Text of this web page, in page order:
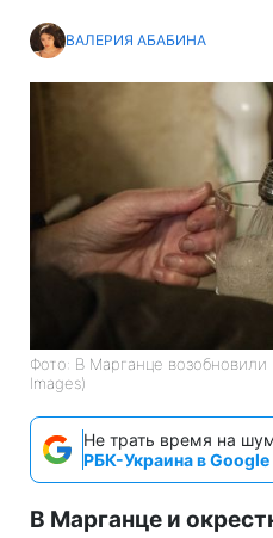
ВАЛЕРИЯ АБАБИНА
Фото: В Марганце
Images)
Не трать время на
РБК-Украина в Google
В Марганце и